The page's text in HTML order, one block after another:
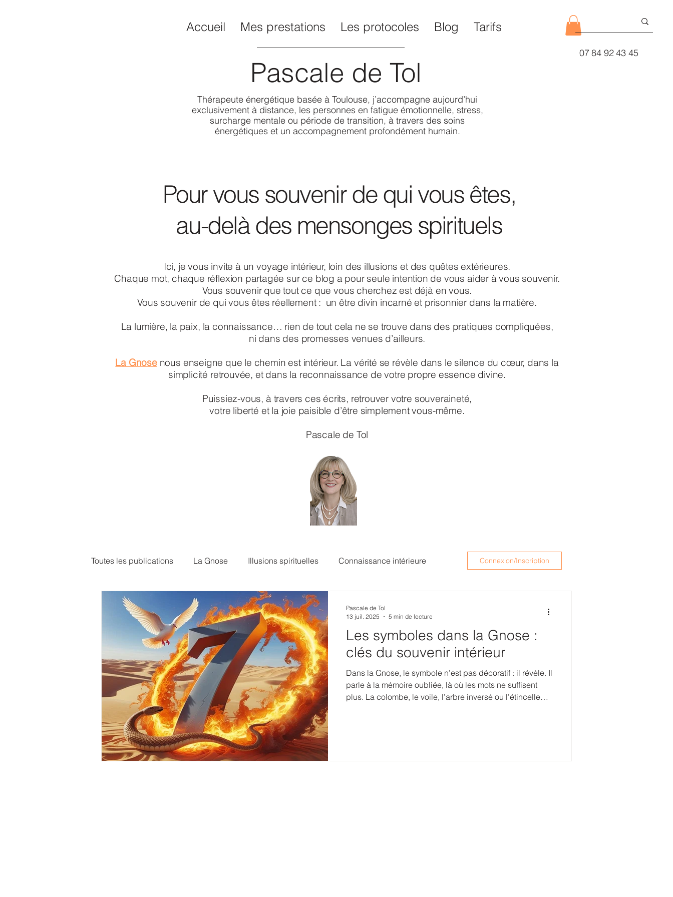
Accueil Mes prestations Les protocoles Blog Tarifs
Pascale de Tol
Thérapeute énergétique basée à Toulouse, j’accompagne aujourd’hui
exclusivement à distance, les personnes en fatigue émotionnelle, stress,
surcharge mentale ou période de transition, à travers des soins
énergétiques et un accompagnement profondément humain.
07 84 92 43 45
Pour vous souvenir de qui vous êtes,
au-delà des mensonges spirituels
Ici, je vous invite à un voyage intérieur, loin des illusions et des quêtes extérieures.
Chaque mot, chaque réflexion partagée sur ce blog a pour seule intention de vous aider à vous souvenir.
Vous souvenir que tout ce que vous cherchez est déjà en vous.
Vous souvenir de qui vous êtes réellement : un être divin incarné et prisonnier dans la matière.
La lumière, la paix, la connaissance… rien de tout cela ne se trouve dans des pratiques compliquées,
ni dans des promesses venues d’ailleurs.
La Gnosenous enseigne que le chemin est intérieur. La vérité se révèle dans le silence du cœur, dans la
simplicité retrouvée, et dans la reconnaissance de votre propre essence divine.
Puissiez-vous, à travers ces écrits, retrouver votre souveraineté,
votre liberté et la joie paisible d’être simplement vous-même.
Pascale de Tol
Toutes les publications La Gnose Illusions spirituelles Connaissance intérieure Connexion/Inscription
Les symboles dans la Gnose :
clés du souvenir intérieur
Dans la Gnose, le symbole n’est pas décoratif : il révèle. Il
parle à la mémoire oubliée, là où les mots ne suffisent
plus. La colombe, le voile, l’arbre inversé ou l’étincelle…
Pascale de Tol
13 juil. 2025
5 min de lecture